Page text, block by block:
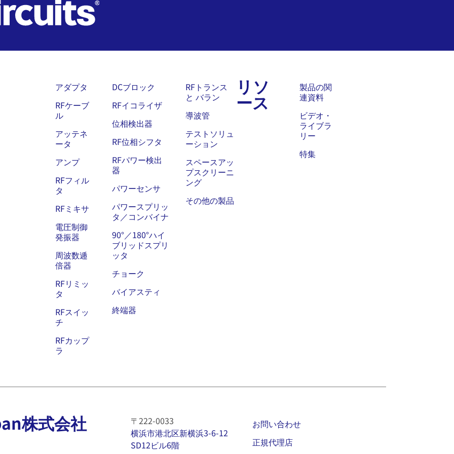
アダプタ
RFケーブ
ル
アッテネ
ータ
アンプ
RFフィル
タ
RFミキサ
電圧制御
発振器
周波数逓
倍器
RFリミッ
タ
RFスイッ
チ
RFカップ
ラ
DCブロック
RFイコライザ
位相検出器
RF位相シフタ
RFパワー検出
器
パワーセンサ
パワースプリッ
タ／コンバイナ
90°／180°ハイ
ブリッドスプリ
ッタ
チョーク
バイアスティ
終端器
RFトランス
と バラン
導波管
テストソリュ
ーション
スペースアッ
プスクリーニ
ング
その他の製品
リソ
ース
製品の関
連資料
ビデオ・
ライブラ
リー
特集
株式会社
〒222-0033
横浜市港北区新横浜3-6-12
SD12ビル6階
お問い合わせ
正規代理店